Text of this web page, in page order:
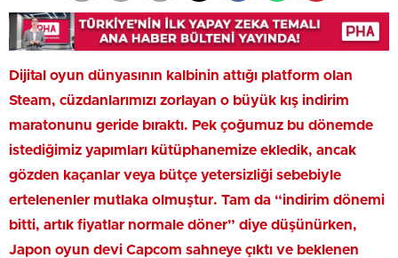
Dijital oyun dünyasının kalbinin attığı platform olan
Steam, cüzdanlarımızı zorlayan o büyük kış indirim
maratonunu geride bıraktı. Pek çoğumuz bu dönemde
istediğimiz yapımları kütüphanemize ekledik, ancak
gözden kaçanlar veya bütçe yetersizliği sebebiyle
ertelenenler mutlaka olmuştur. Tam da “indirim dönemi
bitti, artık fiyatlar normale döner” diye düşünürken,
Japon oyun devi Capcom sahneye çıktı ve beklenen